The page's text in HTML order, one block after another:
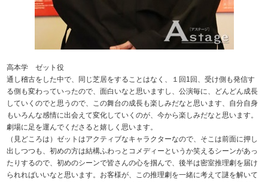
高本学 ゼット役
通し稽古をした中で、同じ芝居をすることはなく、１回1回、受け側も発信す
る側も変わっていったので、面白いなと思いますし、公演毎に、どんどん成長
していくのでと思うので、この舞台の成長も楽しみだなと思います、自分自身
もいろんな感情に出会えて変化していくのが、今から楽しみだなと思います。
劇場に足を運んでくださると嬉しく思います。
（見どころは）ゼットはアクティブなキャラクターなので、そこは前面に押し
出しつつも、初めの方は結構ふわっとコメディーというか笑えるシーンがあっ
たりするので、初めのシーンで皆さんの心を掴んで、後半は密室推理劇を届け
られればいいなと思います。お客様が、この推理劇を一緒に考えて謎を解いて